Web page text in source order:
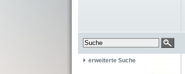
erweiterte Suche